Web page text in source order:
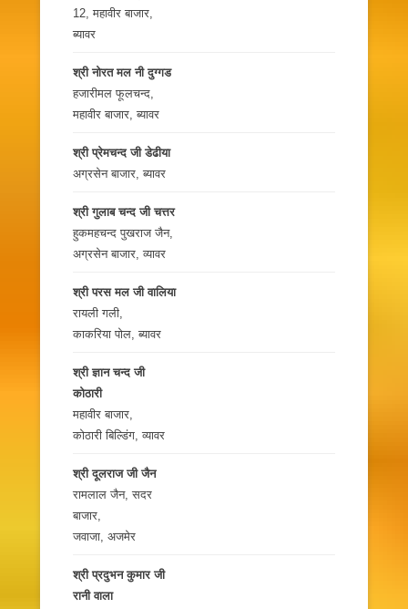
12, महावीर बाजार,
ब्यावर
श्री नोरत मल नी दुग्गड
हजारीमल फूलचन्द,
महावीर बाजार, ब्यावर
श्री प्रेमचन्द जी डेढीया
अग्रसेन बाजार, ब्यावर
श्री गुलाब चन्द जी चत्तर
हुकमहचन्द पुखराज जैन,
अग्रसेन बाजार, व्यावर
श्री परस मल जी वालिया
रायली गली,
काकरिया पोल, ब्यावर
श्री ज्ञान चन्द जी
कोठारी
महावीर बाजार,
कोठारी बिल्डिंग, व्यावर
श्री दूलराज जी जैन
रामलाल जैन, सदर
बाजार,
जवाजा, अजमेर
श्री प्रदुभन कुमार जी
रानी वाला